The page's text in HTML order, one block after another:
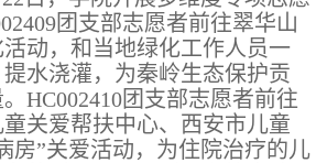
团支部志愿者前往翠华山
动，和当地绿化工作人员一
水浇灌，为秦岭生态保护贡
HC002410团支部志愿者前往
关爱帮扶中心、西安市儿童
房”关爱活动，为住院治疗的儿